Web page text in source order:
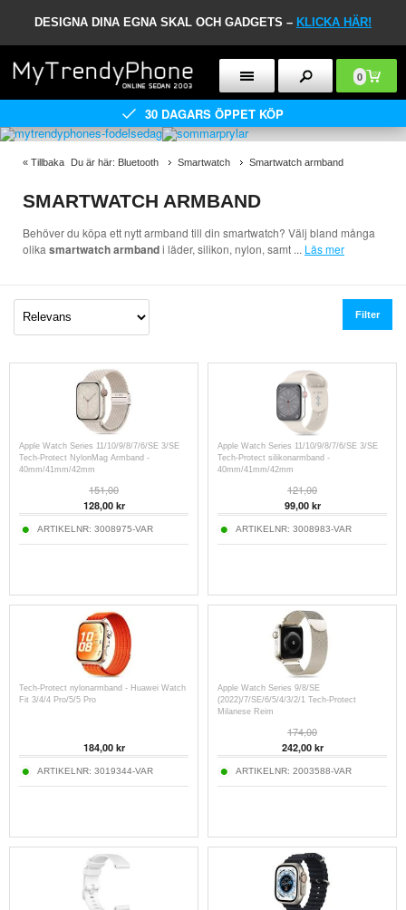
DESIGNA DINA EGNA SKAL OCH GADGETS – KLICKA HÄR!
0
30 DAGARS ÖPPET KÖP
« Tillbaka Du är här: Bluetooth Smartwatch Smartwatch armband
SMARTWATCH ARMBAND
Behöver du köpa ett nytt armband till din smartwatch? Välj bland många
olika smartwatch armbandi läder, silikon, nylon, samt ... Läs mer
Filter
Apple Watch Series 11/10/9/8/7/6/SE 3/SE
Tech-Protect NylonMag Armband -
40mm/41mm/42mm
151,00
128,00kr
ARTIKELNR: 3008975-VAR
Apple Watch Series 11/10/9/8/7/6/SE 3/SE
Tech-Protect silikonarmband -
40mm/41mm/42mm
121,00
99,00kr
ARTIKELNR: 3008983-VAR
Tech-Protect nylonarmband - Huawei Watch
Fit 3/4/4 Pro/5/5 Pro
184,00kr
ARTIKELNR: 3019344-VAR
Apple Watch Series 9/8/SE
(2022)/7/SE/6/5/4/3/2/1 Tech-Protect
Milanese Reim
174,00
242,00kr
ARTIKELNR: 2003588-VAR